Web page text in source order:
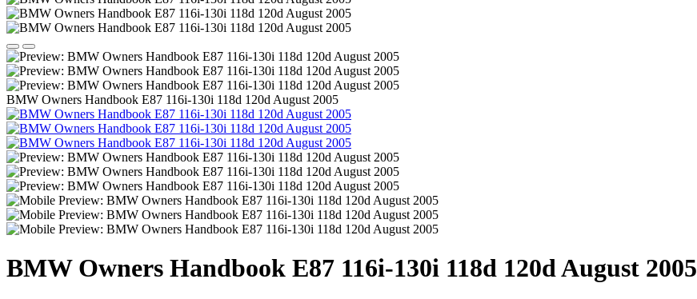
BMW Owners Handbook E87 116i-130i 118d 120d August 2005
BMW Owners Handbook E87 116i-130i 118d 120d August 2005